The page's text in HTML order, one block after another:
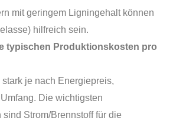
mit geringem Ligningehalt können
hilfreich sein.
typischen Produktionskosten pro
je nach Energiepreis,
Die wichtigsten
Strom/Brennstoff für die